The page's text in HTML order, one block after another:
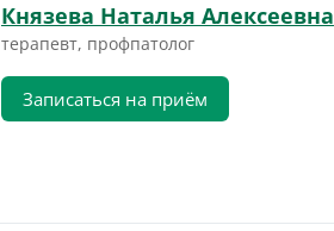
Князева Наталья Алексеевна
терапевт, профпатолог
Записаться на приём